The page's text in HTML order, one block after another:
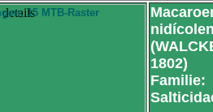
1802)
Familie:
15 MTB-Raster